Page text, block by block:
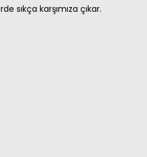
sıkça karşımıza çıkar.